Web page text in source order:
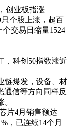
创业板指涨
个股上涨，超百
交易日缩量1524
，科创50指数涨近
链爆发，设备、材
通信等方向同样反
片4月销售额达
，已连续14个月